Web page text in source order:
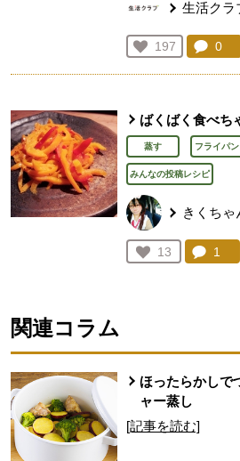
生活クラ
お気に入り登録
197
人が登録
コメ
0
ばくばく食べち
蒸す フライパン
みんなの投稿レシピ
きくちゃ
お気に入り登
13
人が登録
コメ
1
関連コラム
ほったらかしで
ャー蒸し
[記事を読む]